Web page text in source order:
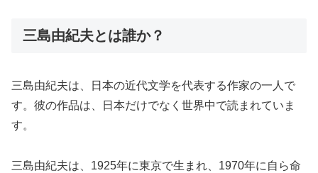
三島由紀夫とは誰か？
三島由紀夫は、日本の近代文学を代表する作家の一人で
す。彼の作品は、日本だけでなく世界中で読まれていま
す。
三島由紀夫は、1925年に東京で生まれ、1970年に自ら命